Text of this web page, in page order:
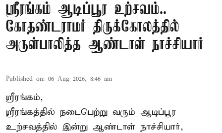
ஸ்ரீரங்கம் ஆடிப்பூர உற்சவம்..
கோதண்டராமர் திருக்கோலத்தில்
அருள்பாலித்த ஆண்டாள் நாச்சியார்
Published on: 06 Aug 2026, 8:46 am
ஸ்ரீரங்கம்,
ஸ்ரீரங்கத்தில் நடைபெற்று வரும் ஆடிப்பூர
உற்சவத்தில் இன்று ஆண்டாள் நாச்சியார்,